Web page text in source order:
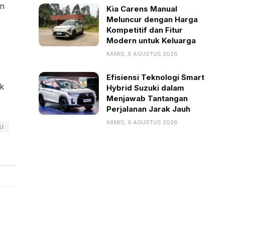
Kia Carens Manual
Meluncur dengan Harga
Kompetitif dan Fitur
Modern untuk Keluarga
KAMIS, 6 AGUSTUS 2026
Efisiensi Teknologi Smart
Hybrid Suzuki dalam
Menjawab Tantangan
Perjalanan Jarak Jauh
KAMIS, 6 AGUSTUS 2026